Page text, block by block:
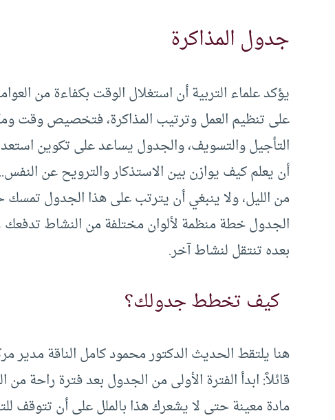
جدول المذاكرة
يؤكد علماء التربية أن استغلال الوقت بكفاءة من
على تنظيم العمل وترتيب المذاكرة، فتخصيص وقت
التأجيل والتسويف، والجدول يساعد على تكوين
أن يعلم كيف يوازن بين الاستذكار والترويح عن
من الليل، ولا ينبغي أن يترتب على هذا الجدول
الجدول خطة منظمة لألوان مختلفة من النشاط
بعده تنتقل لنشاط آخر.
كيف تخطط جدولك؟
هنا يلتقط الحديث الدكتور محمود كامل الناقة
قائلاً: ابدأ الفترة الأولى من الجدول بعد فترة راحة
مادة معينة حتى لا يشعرك هذا بالملل على أن تتوقف